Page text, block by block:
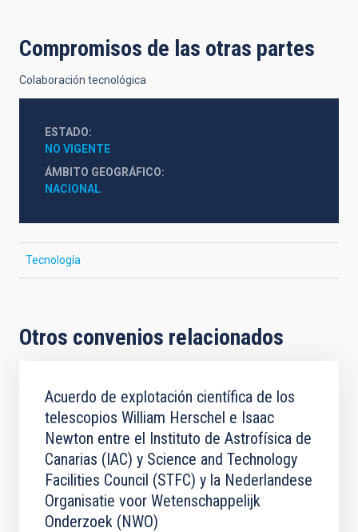
Compromisos de las otras partes
Colaboración tecnológica
ESTADO
NO VIGENTE
ÁMBITO GEOGRÁFICO
NACIONAL
Tecnología
Otros convenios relacionados
Acuerdo de explotación científica de los
telescopios William Herschel e Isaac
Newton entre el Instituto de Astrofísica de
Canarias (IAC) y Science and Technology
Facilities Council (STFC) y la Nederlandese
Organisatie voor Wetenschappelijk
Onderzoek (NWO)